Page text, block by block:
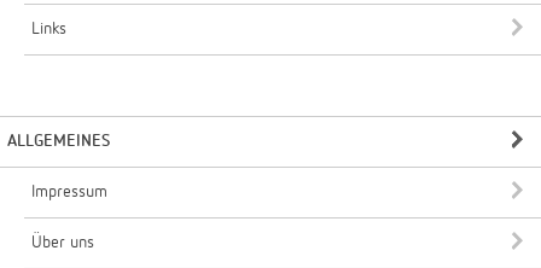
Links
ALLGEMEINES
Impressum
Über uns